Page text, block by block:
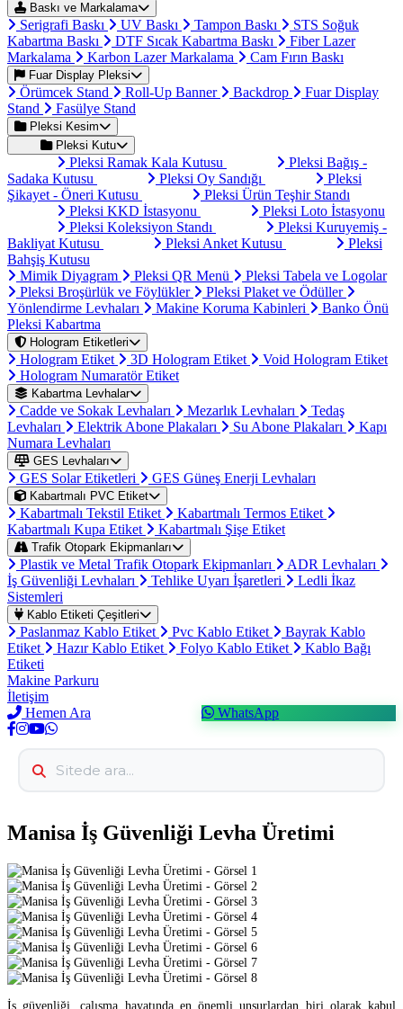
Baskı ve Markalama
Serigrafi Baskı UV Baskı Tampon Baskı
STS Soğuk
Kabartma Baskı
DTF Sıcak Kabartma Baskı
Fiber Lazer
Markalama
Karbon Lazer Markalama Cam Fırın Baskı
Fuar Display Pleksi
Örümcek Stand Roll-Up Banner Backdrop
Fuar Display
Stand
Fasülye Stand
Pleksi Kesim
Pleksi Kutu
Pleksi Ramak Kala Kutusu
Pleksi Bağış -
Sadaka Kutusu
Pleksi Oy Sandığı
Pleksi
Şikayet - Öneri Kutusu
Pleksi Ürün Teşhir Standı
Pleksi KKD İstasyonu
Pleksi Loto İstasyonu
Pleksi Koleksiyon Standı
Pleksi Kuruyemiş -
Bakliyat Kutusu
Pleksi Anket Kutusu
Pleksi
Bahşiş Kutusu
Mimik Diyagram
Pleksi QR Menü
Pleksi Tabela ve Logolar
Pleksi Broşürlük ve Föylükler
Pleksi Plaket ve Ödüller
Yönlendirme Levhaları
Makine Koruma Kabinleri
Banko Önü
Pleksi Kabartma
Hologram Etiketleri
Hologram Etiket 3D Hologram Etiket
Void Hologram Etiket
Hologram Numaratör Etiket
Kabartma Levhalar
Cadde ve Sokak Levhaları Mezarlık Levhaları
Tedaş
Levhaları
Elektrik Abone Plakaları Su Abone Plakaları
Kapı
Numara Levhaları
GES Levhaları
GES Solar Etiketleri GES Güneş Enerji Levhaları
Kabartmalı PVC Etiket
Kabartmalı Tekstil Etiket
Kabartmalı Termos Etiket
Kabartmalı Kupa Etiket
Kabartmalı Şişe Etiket
Trafik Otopark Ekipmanları
Plastik ve Metal Trafik Otopark Ekipmanları
ADR Levhaları
İş Güvenliği Levhaları
Tehlike Uyarı İşaretleri
Ledli İkaz
Sistemleri
Kablo Etiketi Çeşitleri
Paslanmaz Kablo Etiket Pvc Kablo Etiket
Bayrak Kablo
Etiket
Hazır Kablo Etiket Folyo Kablo Etiket
Kablo Bağı
Etiketi
Makine Parkuru
İletişim
Hemen Ara
WhatsApp
Manisa İş Güvenliği Levha Üretimi
İş güvenliği, çalışma hayatında en önemli unsurlardan biri olarak kabul